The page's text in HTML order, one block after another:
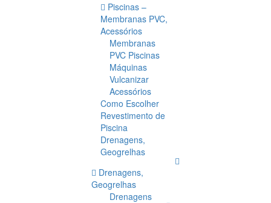
Piscinas –
Membranas PVC,
Acessórios
Membranas
PVC Piscinas
Máquinas
Vulcanizar
Acessórios
Como Escolher
Revestimento de
Piscina
Drenagens,
Geogrelhas
Drenagens,
Geogrelhas
Drenagens